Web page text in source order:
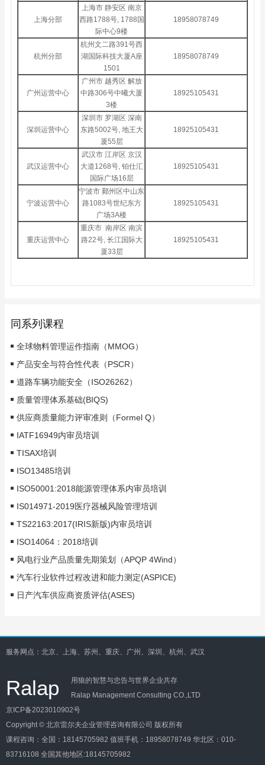
上海分部
上海市 静安区 南京
西路1788号, 1788国
际中心9楼
18958078749
杭州分部
杭州文二路391号西
湖国际科技大厦A座
1501
18958078749
广州运营中心
广州市 越秀区 解放
中路306号中曦大厦
3楼
18925105431
深圳运营中心
深圳市 罗湖区 深南
东路5002号, 地王大
厦55层
18925105431
武汉运营中心
武汉市 江岸区 京汉
大道1268号, 铂仕汇
国际广场16层
18925105431
宁波运营中心
宁波市 鄞州区中山东
路1083号世纪东方
广场3A楼
18925105431
重庆运营中心
重庆市 南岸区 南滨
路22号, 长江国际大
厦33层
18925105431
同系列课程
全球物料管理运作指南（MMOG）
产品安全与符合性代表（PSCR）
道路车辆功能安全（ISO26262）
质量管理体系基础(BIQS)
供应商质量能力评审准则（Formel Q）
IATF16949内审员培训
TISAX培训
ISO13485培训
ISO50001:2018能源管理体系内审员培训
IS014971-2019医疗器械风险管理培训
TS22163:2017(IRIS新版)内审员培训
ISO14064：2018培训
风电行业产品质量先期策划（APQP 4Wind）
汽车行业软件过程改进和能力测定(ASPICE)
日产汽车供应商资质评估(ASES)
服务网点：北京、上海、苏州、重庆、广州、深圳、杭州、武汉
Ralap
用狼的智慧与忠告与世界企业共存
Ralap Management Consulting CO.,LTD
京ICP备2023010902号
Copyright © 北京雷尔夫企业管理咨询有限公司 版权所有
课程咨询： 全国：18145705982 值班手机：18958078749 华北区：010-
83716108 全国其他地区:18145705982